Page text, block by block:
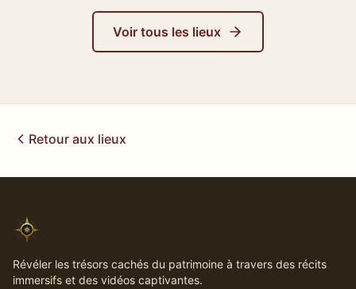
Voir tous les lieux
Retour aux lieux
Révéler les trésors cachés du patrimoine à travers des récits
immersifs et des vidéos captivantes.